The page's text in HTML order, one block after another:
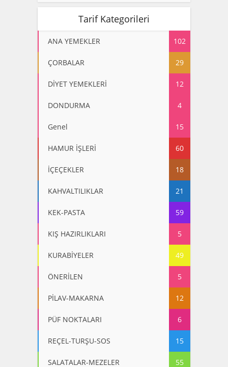
Tarif Kategorileri
ANA YEMEKLER 102
ÇORBALAR 29
DİYET YEMEKLERİ 12
DONDURMA 4
Genel 15
HAMUR İŞLERİ 60
İÇEÇEKLER 18
KAHVALTILIKLAR 21
KEK-PASTA 59
KIŞ HAZIRLIKLARI 5
KURABİYELER 49
ÖNERİLEN 5
PİLAV-MAKARNA 12
PÜF NOKTALARI 6
REÇEL-TURŞU-SOS 15
SALATALAR-MEZELER 55